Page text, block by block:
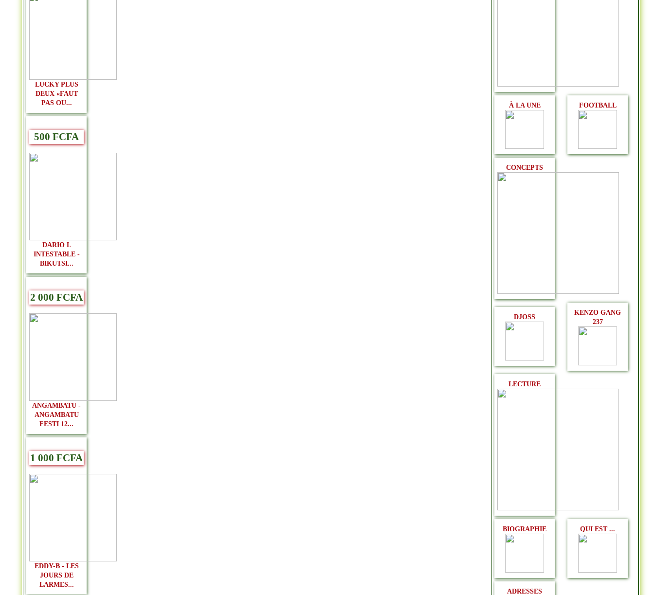
LUCKY PLUS
DEUX «FAUT
PAS OU...
500 FCFA
DARIO L
INTESTABLE -
BIKUTSI...
2 000 FCFA
ANGAMBATU -
ANGAMBATU
FESTI 12...
1 000 FCFA
EDDY-B - LES
JOURS DE
LARMES...
À LA UNE FOOTBALL
CONCEPTS
DJOSS
KENZO GANG
237
LECTURE
BIOGRAPHIE QUI EST ...
ADRESSES